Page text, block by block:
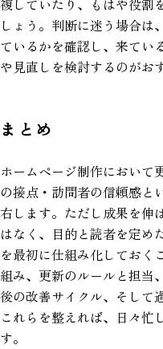
複していたり、もはや役割
しょう。判断に迷う場合は
ているかを確認し、来てい
や見直しを検討するのがお
まとめ
ホームページ制作において
の接点・訪問者の信頼感と
右します。ただし成果を伸
はなく、目的と読者を定め
を最初に仕組み化しておく
組み、更新のルールと担当
後の改善サイクル、そして
これらを整えれば、日々忙
す。